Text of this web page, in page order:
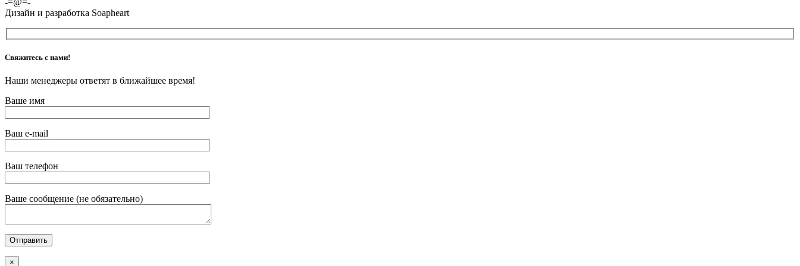
-=@=-
Дизайн и разработка Soapheart
Свяжитесь с нами!
Наши менеджеры ответят в ближайшее время!
Ваше имя
Ваш e-mail
Ваш телефон
Ваше сообщение (не обязательно)
×